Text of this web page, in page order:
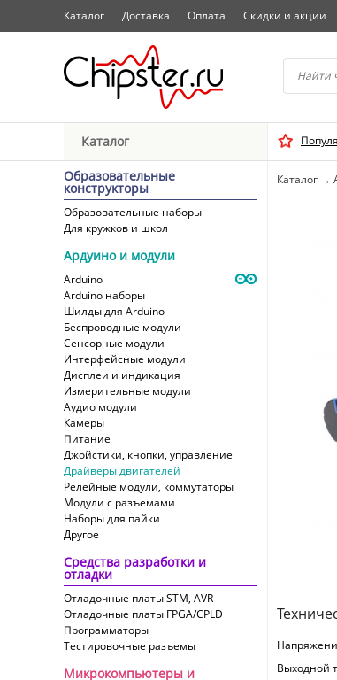
Начните водить
Каталог Доставка Оплата Скидки и акции
Каталог
Образовательные
конструкторы
Образовательные наборы
Для кружков и школ
Ардуино и модули
Arduino
Arduino наборы
Шилды для Arduino
Беспроводные модули
Сенсорные модули
Интерфейсные модули
Дисплеи и индикация
Измерительные модули
Аудио модули
Камеры
Питание
Джойстики, кнопки, управление
Драйверы двигателей
Релейные модули, коммутаторы
Модули с разъемами
Наборы для пайки
Другое
Средства разработки и
отладки
Отладочные платы STM, AVR
Отладочные платы FPGA/CPLD
Программаторы
Тестировочные разъемы
Микрокомпьютеры и
Каталог →
Выходной